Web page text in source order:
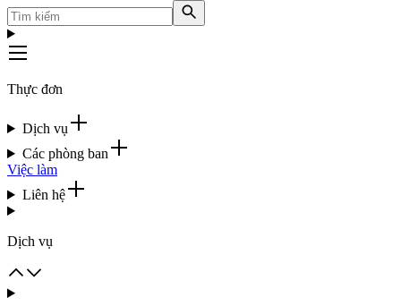
Thực đơn
Dịch vụ
Các phòng ban
Việc làm
Liên hệ
Dịch vụ